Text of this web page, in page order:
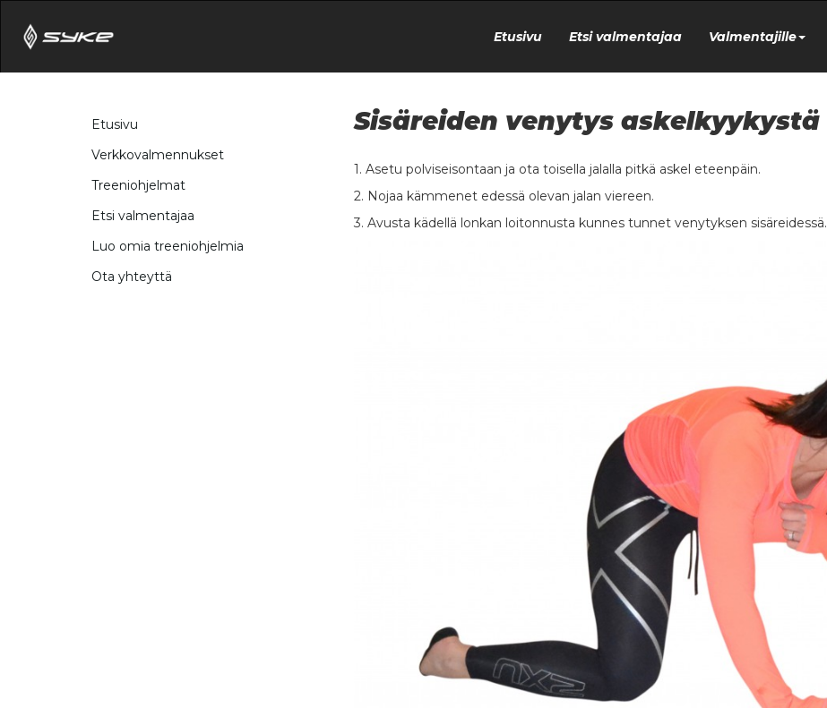
Etusivu Etsi valmentajaa Valmentajille
Etusivu
Verkkovalmennukset
Treeniohjelmat
Etsi valmentajaa
Luo omia treeniohjelmia
Ota yhteyttä
Sisäreiden venytys askelkyykystä
1. Asetu polviseisontaan ja ota toisella jalalla pitkä askel eteenpäin.
2. Nojaa kämmenet edessä olevan jalan viereen.
3. Avusta kädellä lonkan loitonnusta kunnes tunnet venytyksen sisäreidessä.